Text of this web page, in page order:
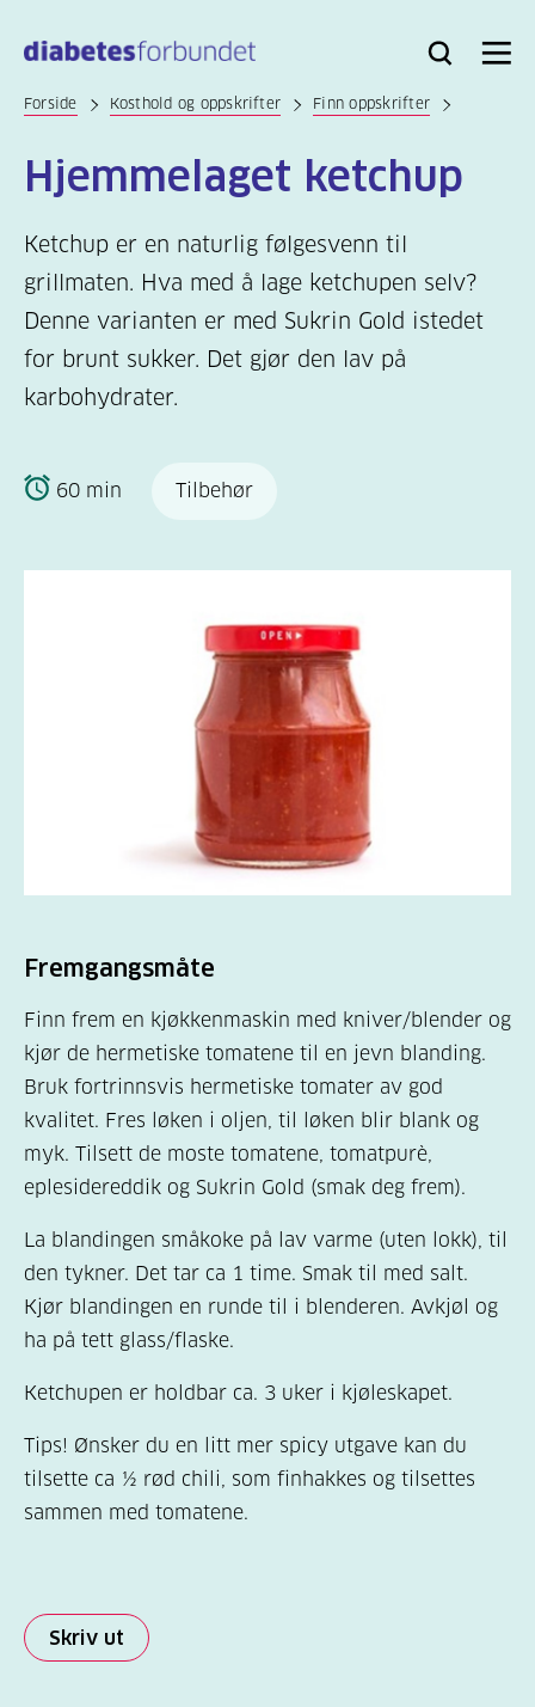
hovedinnhold
Bli
Logg
Søk Meny
Forside Kosthold og oppskrifter Finn oppskrifter
Hjemmelaget ketchup
Ketchup er en naturlig følgesvenn til
grillmaten. Hva med å lage ketchupen selv?
Denne varianten er med Sukrin Gold istedet
for brunt sukker. Det gjør den lav på
karbohydrater.
60 min Tilbehør
Fremgangsmåte
Finn frem en kjøkkenmaskin med kniver/blender og
kjør de hermetiske tomatene til en jevn blanding.
Bruk fortrinnsvis hermetiske tomater av god
kvalitet. Fres løken i oljen, til løken blir blank og
myk. Tilsett de moste tomatene, tomatpurè,
eplesidereddik og Sukrin Gold (smak deg frem).
La blandingen småkoke på lav varme (uten lokk), til
den tykner. Det tar ca 1 time. Smak til med salt.
Kjør blandingen en runde til i blenderen. Avkjøl og
ha på tett glass/flaske.
Ketchupen er holdbar ca. 3 uker i kjøleskapet.
Tips! Ønsker du en litt mer spicy utgave kan du
tilsette ca ½ rød chili, som finhakkes og tilsettes
sammen med tomatene.
Skriv ut